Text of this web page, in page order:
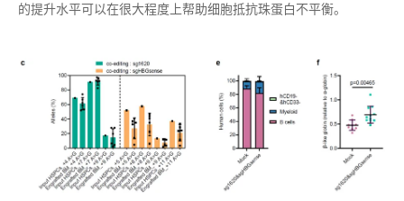
的提升水平可以在很大程度上帮助细胞抵抗珠蛋白不平衡。